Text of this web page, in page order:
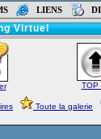
LIENS
-Liens-Contact
Virtuel
TOP
Toute la galerie